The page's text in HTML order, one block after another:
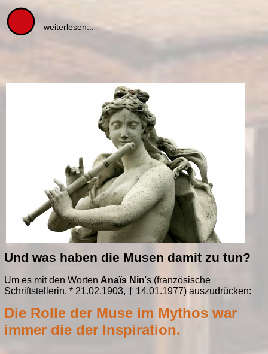
weiterlesen...
Und was haben die Musen damit zu tun?
Um es mit den Worten Anaïs Nin's (französische
Schriftstellerin, * 21.02.1903, † 14.01.1977) auszudrücken:
Die Rolle der Muse im Mythos war
immer die der Inspiration.